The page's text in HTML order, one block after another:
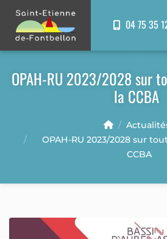
04 75 35
OPAH-RU 2023/2028 sur
la CCBA
OPAH-RU 2023/2028 sur
CCBA
Panneau de gestion des cookies